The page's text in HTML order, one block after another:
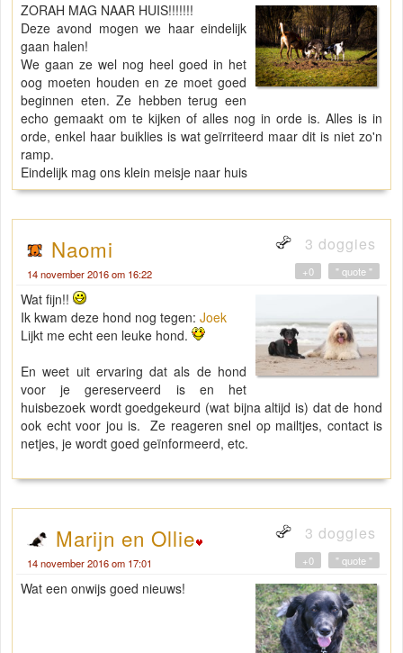
ZORAH MAG NAAR HUIS!!!!!!!
Deze avond mogen we haar eindelijk
gaan halen!
We gaan ze wel nog heel goed in het
oog moeten houden en ze moet goed
beginnen eten. Ze hebben terug een
echo gemaakt om te kijken of alles nog in orde is. Alles is in
orde, enkel haar buiklies is wat geïrriteerd maar dit is niet zo'n
ramp.
Eindelijk mag ons klein meisje naar huis
Naomi 3 doggies
14 november 2016 om 16:22 " quote "
+0
Wat fijn!!
Ik kwam deze hond nog tegen: Joek
Lijkt me echt een leuke hond.
En weet uit ervaring dat als de hond
voor je gereserveerd is en het
huisbezoek wordt goedgekeurd (wat bijna altijd is) dat de hond
ook echt voor jou is. Ze reageren snel op mailtjes, contact is
netjes, je wordt goed geïnformeerd, etc.
Marijn en Ollie 3 doggies
14 november 2016 om 17:01 " quote "
+0
Wat een onwijs goed nieuws!